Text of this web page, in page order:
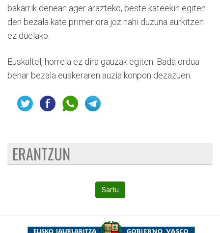
bakarrik denean ager arazteko, beste kateekin egiten
den bezala kate primeriora joz nahi duzuna aurkitzen
ez duelako.
Euskaltel, horrela ez dira gauzak egiten. Bada ordua
behar bezala euskeraren auzia konpon dezazuen.
ERANTZUN
Sartu